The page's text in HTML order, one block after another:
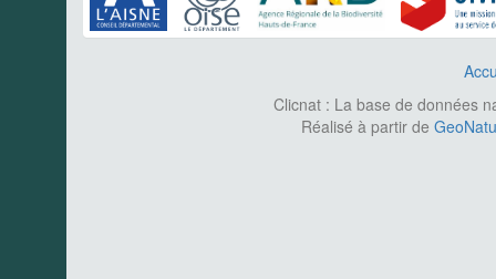
Clicnat : La base de données
Réalisé à partir de